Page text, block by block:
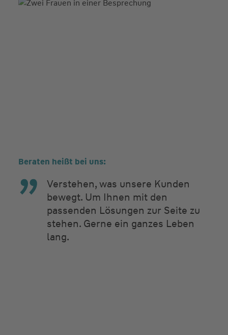
Beraten heißt bei uns:
Verstehen, was unsere Kunden
bewegt. Um Ihnen mit den
passenden Lösungen zur Seite zu
stehen. Gerne ein ganzes Leben
lang.